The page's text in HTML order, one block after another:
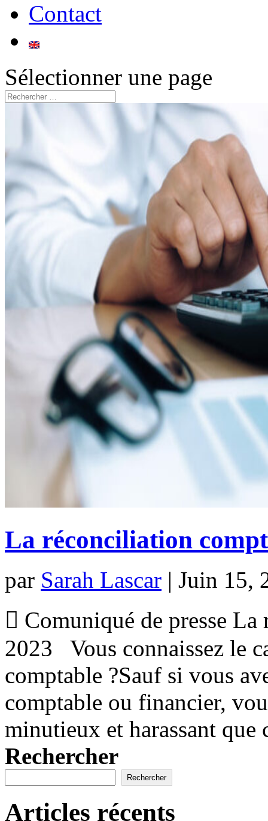
Contact
Sélectionner une page
La réconciliation
par Sarah Lascar | Juin 15,
 Comuniqué de presse
2023 Vous connaissez le
comptable ?Sauf si vous
comptable ou financier,
minutieux et harassant que
Rechercher
Rechercher
Articles récents